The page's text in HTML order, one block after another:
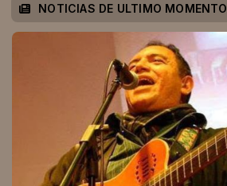
NOTICIAS DE ULTIMO MOMENTO